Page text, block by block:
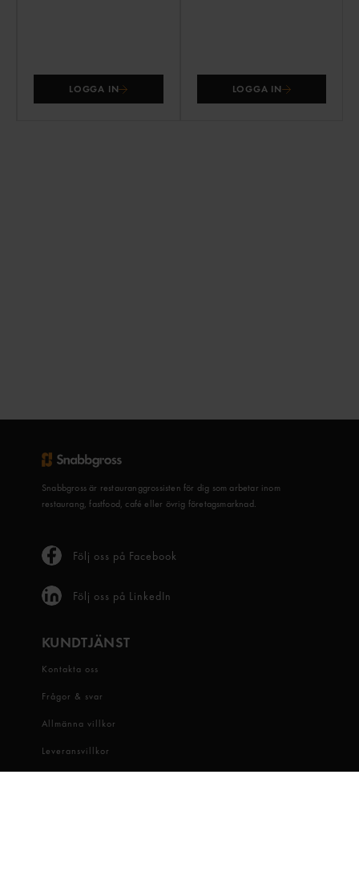
LOGGA IN LOGGA IN
Snabbgross är restauranggrossisten för dig som arbetar inom
restaurang, fastfood, café eller övrig företagsmarknad.
Följ oss på Facebook
Följ oss på LinkedIn
KUNDTJÄNST
Kontakta oss
Frågor & svar
Allmänna villkor
Leveransvillkor